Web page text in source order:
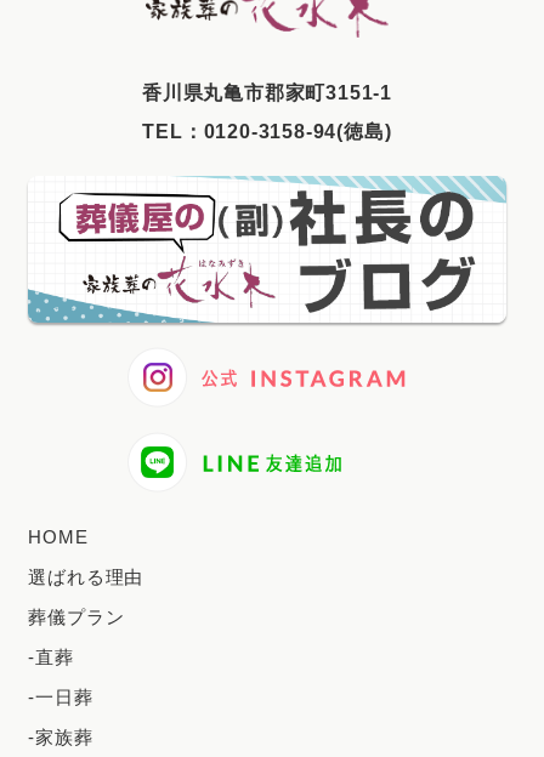
2025年2月
2025年1月
2024年12月
2024年11月
2024年6月
2024年5月
2024年2月
⾹川県丸⻲市郡家町3151-1
TEL： 0120-3158-94(徳島)
HOME
選ばれる理由
葬儀プラン
-直葬
-一日葬
-家族葬